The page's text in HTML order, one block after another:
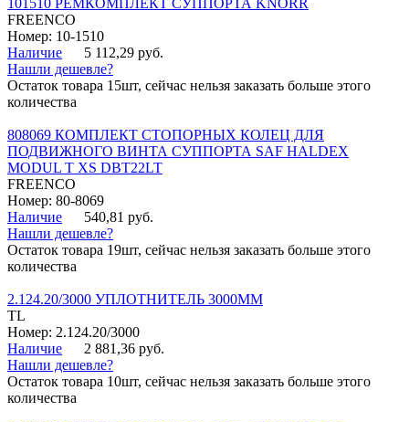
101510 РЕМКОМПЛЕКТ СУППОРТА KNORR
FREENCO
Номер: 10-1510
Наличие
5 112,29 руб.
Нашли дешевле?
Остаток товара 15шт, сейчас нельзя заказать больше этого
количества
808069 КОМПЛЕКТ СТОПОРНЫХ КОЛЕЦ ДЛЯ
ПОДВИЖНОГО ВИНТА СУППОРТА SAF HALDEX
MODUL T XS DBT22LT
FREENCO
Номер: 80-8069
Наличие
540,81 руб.
Нашли дешевле?
Остаток товара 19шт, сейчас нельзя заказать больше этого
количества
2.124.20/3000 УПЛОТНИТЕЛЬ 3000ММ
TL
Номер: 2.124.20/3000
Наличие
2 881,36 руб.
Нашли дешевле?
Остаток товара 10шт, сейчас нельзя заказать больше этого
количества